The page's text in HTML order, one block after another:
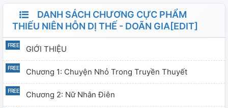
DANH SÁCH CHƯƠNG CỰC PHẨM
THIẾU NIÊN HỖN DỊ THẾ - DOÃN GIA[EDIT]
GIỚI THIỆU
Chương 1: Chuyện Nhỏ Trong Truyền Thuyết
Chương 2: Nữ Nhân Điên